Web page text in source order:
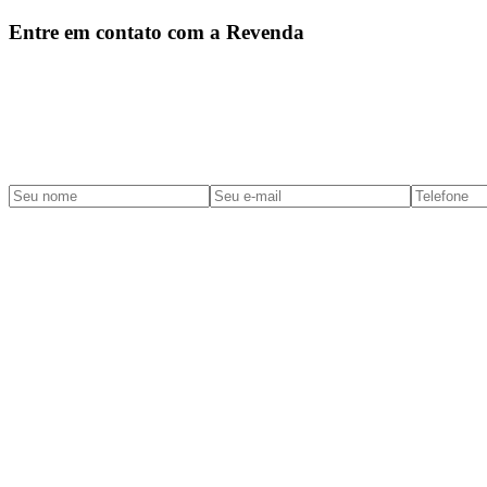
Entre em contato com a Revenda